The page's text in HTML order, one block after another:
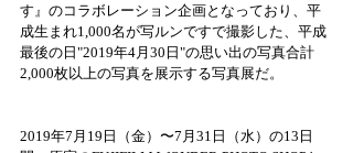
す』のコラボレーション企画となっており、平
成生まれ1,000名が写ルンですで撮影した、平成
最後の日"2019年4月30日"の思い出の写真合計
2,000枚以上の写真を展示する写真展だ。
2019年7月19日（金）〜7月31日（水）の13日